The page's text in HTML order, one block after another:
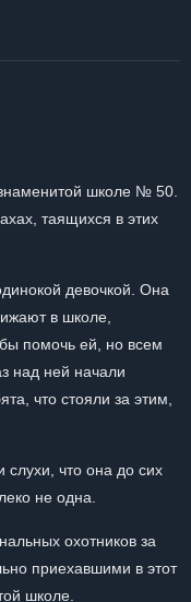
школе № 50.
таящихся в этих
девочкой. Она
в школе,
помочь ей, но всем
над ней начали
что стояли за этим,
что она до сих
не одна.
охотников за
приехавшими в этот
школе.